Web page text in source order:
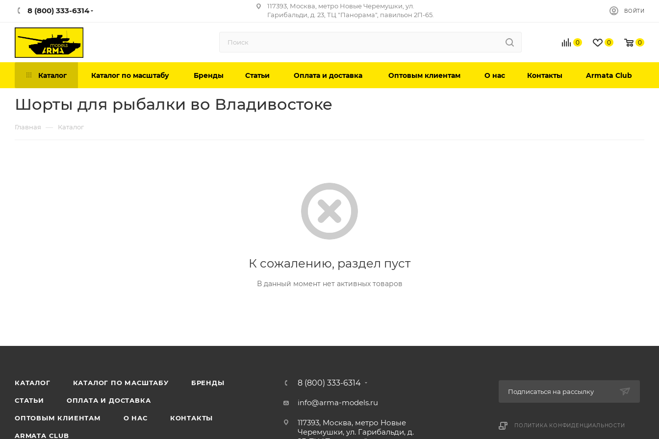
8 (800) 333-6314
117393, Москва, метро Новые Черемушки, ул.
Гарибальди, д. 23, ТЦ "Панорама", павильон 2П-65.
ВОЙТИ
0 0 0
Каталог Каталог по масштабу Бренды Статьи Оплата и доставка Оптовым клиентам О нас Контакты Armata Club
Шорты для рыбалки во Владивостоке
Главная — Каталог
К сожалению, раздел пуст
В данный момент нет активных товаров
КАТАЛОГ КАТАЛОГ ПО МАСШТАБУ БРЕНДЫ
СТАТЬИ ОПЛАТА И ДОСТАВКА
ОПТОВЫМ КЛИЕНТАМ О НАС КОНТАКТЫ
ARMATA CLUB
8 (800) 333-6314
info@arma-models.ru
117393, Москва, метро Новые
Черемушки, ул. Гарибальди, д.
Подписаться на рассылку
ПОЛИТИКА КОНФИДЕНЦИАЛЬНОСТИ